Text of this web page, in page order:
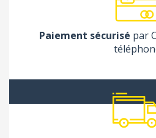
Paiement sécurisé par